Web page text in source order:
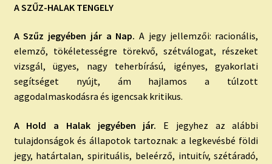
A SZŰZ-HALAK TENGELY
A Szűz jegyében jár a Nap. A jegy jellemzői: racionális,
elemző, tökéletességre törekvő, szétválogat, részeket
vizsgál, ügyes, nagy teherbírású, igényes, gyakorlati
segítséget nyújt, ám hajlamos a túlzott
aggodalmaskodásra és igencsak kritikus.
A Hold a Halak jegyében jár. E jegyhez az alábbi
tulajdonságok és állapotok tartoznak: a legkevésbé földi
jegy, határtalan, spirituális, beleérző, intuitív, szétáradó,